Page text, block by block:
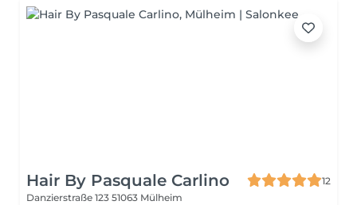
Hair By Pasquale Carlino
12
Danzierstraße 123 51063 Mülheim